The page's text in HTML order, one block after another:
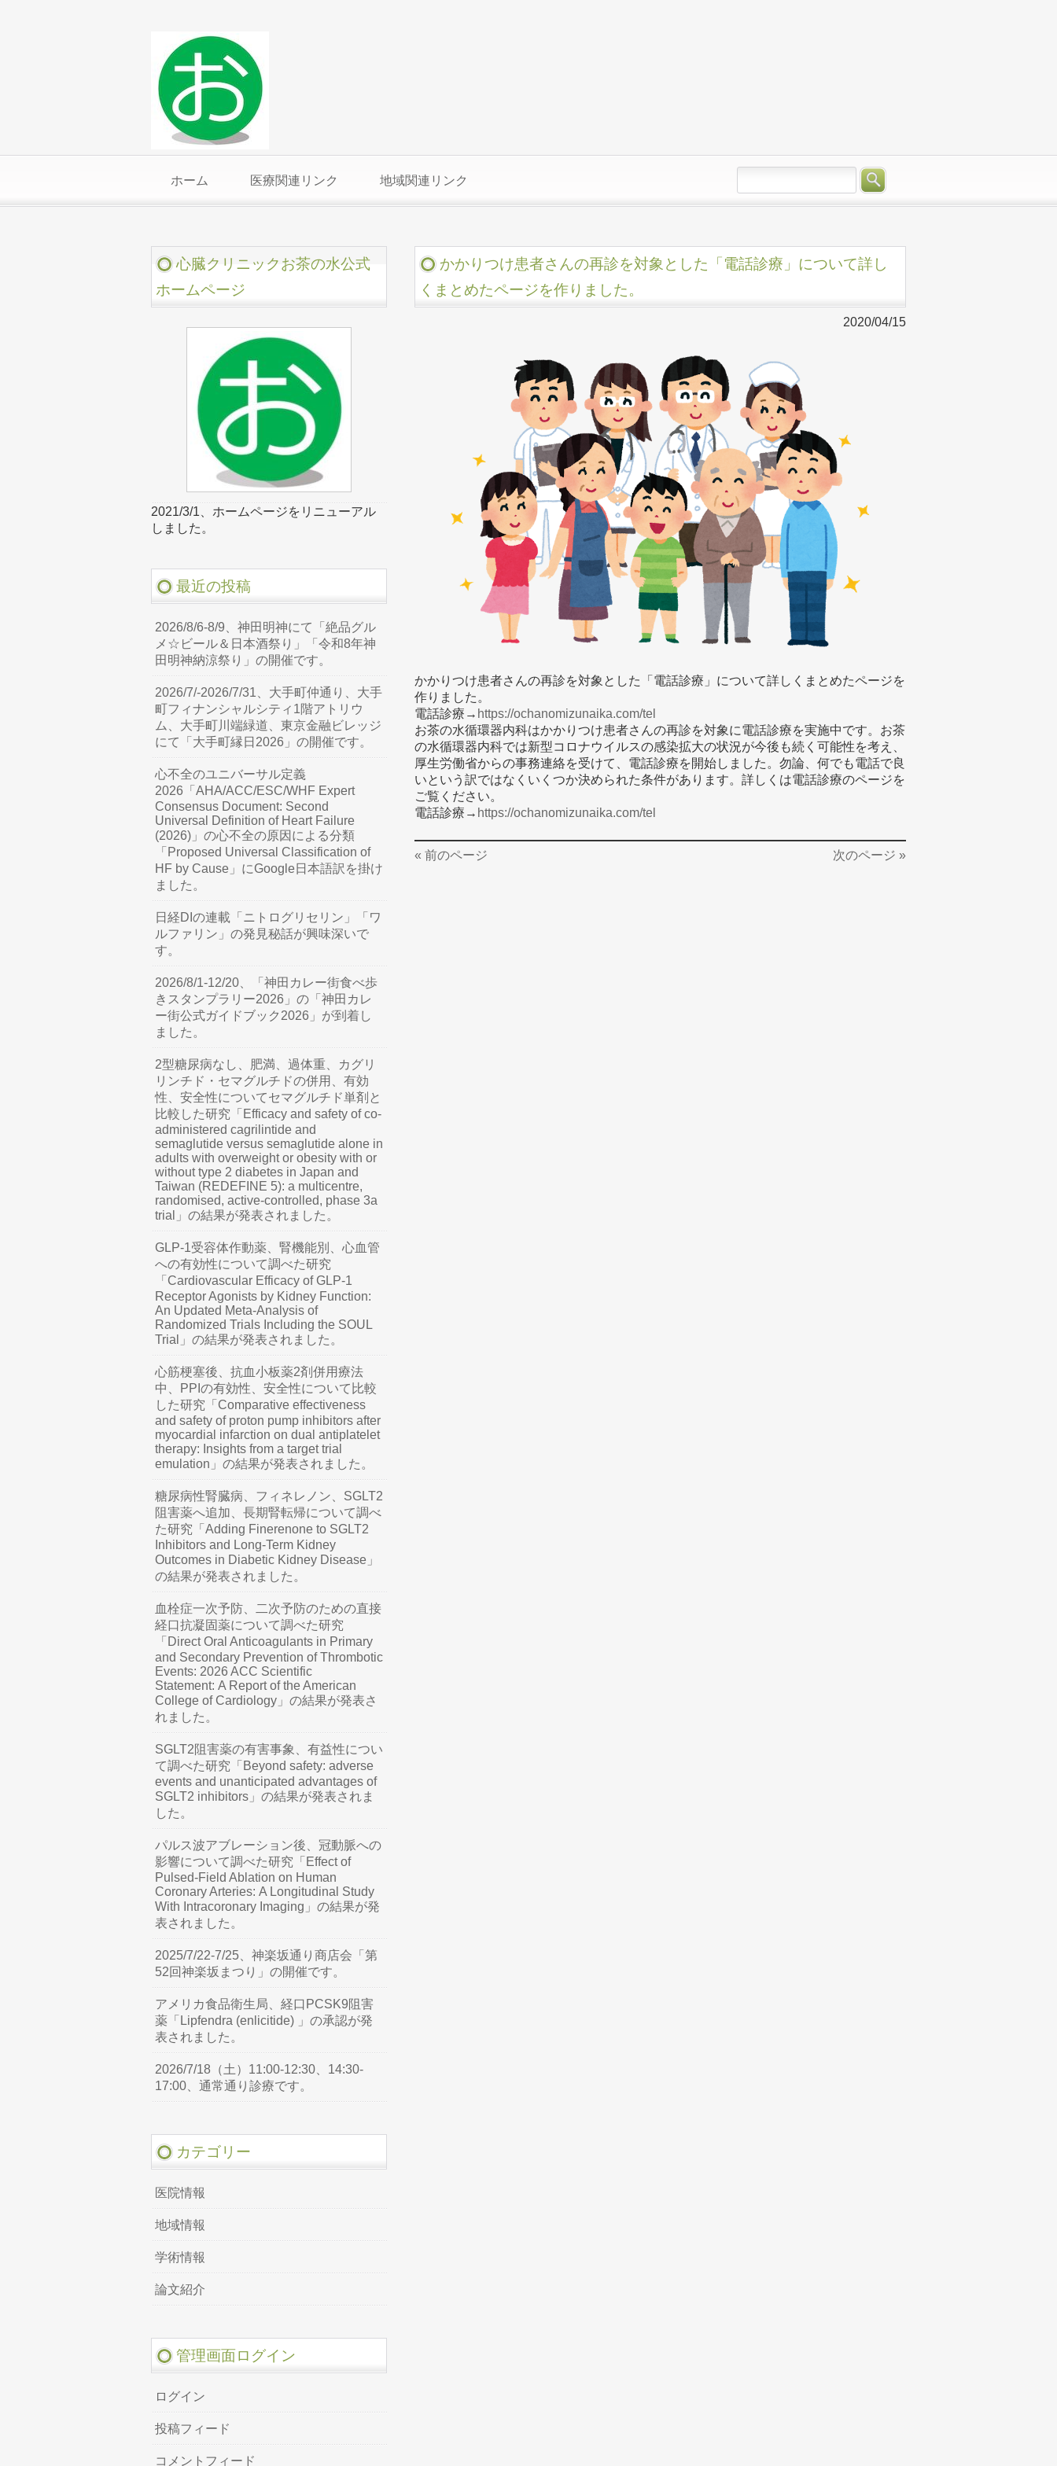
ホーム 医療関連リンク 地域関連リンク
かかりつけ患者さんの再診を対象とした「電話診療」について詳し
くまとめたページを作りました。
2020/04/15
かかりつけ患者さんの再診を対象とした「電話診療」について詳しくまとめたページを
作りました。
電話診療→ https://ochanomizunaika.com/tel
お茶の水循環器内科はかかりつけ患者さんの再診を対象に電話診療を実施中です。お茶
の水循環器内科では新型コロナウイルスの感染拡大の状況が今後も続く可能性を考え、
厚生労働省からの事務連絡を受けて、電話診療を開始しました。勿論、何でも電話で良
いという訳ではなくいくつか決められた条件があります。詳しくは電話診療のページを
ご覧ください。
電話診療→ https://ochanomizunaika.com/tel
« 前のページ 次のページ »
心臓クリニックお茶の水公式
ホームページ
2021/3/1、ホームページをリニューアル
しました。
最近の投稿
2026/8/6-8/9、神田明神にて「絶品グル
メ☆ビール＆日本酒祭り」「令和8年神
田明神納涼祭り」の開催です。
2026/7/-2026/7/31、大手町仲通り、大手
町フィナンシャルシティ1階アトリウ
ム、大手町川端緑道、東京金融ビレッジ
にて「大手町縁日2026」の開催です。
心不全のユニバーサル定義
2026「AHA/ACC/ESC/WHF Expert
Consensus Document: Second
Universal Definition of Heart Failure
(2026)」の心不全の原因による分類
「Proposed Universal Classification of
HF by Cause」にGoogle日本語訳を掛け
ました。
日経DIの連載「ニトログリセリン」「ワ
ルファリン」の発見秘話が興味深いで
す。
2026/8/1-12/20、「神田カレー街食べ歩
きスタンプラリー2026」の「神田カレ
ー街公式ガイドブック2026」が到着し
ました。
2型糖尿病なし、肥満、過体重、カグリ
リンチド・セマグルチドの併用、有効
性、安全性についてセマグルチド単剤と
比較した研究「Efficacy and safety of co-
administered cagrilintide and
semaglutide versus semaglutide alone in
adults with overweight or obesity with or
without type 2 diabetes in Japan and
Taiwan (REDEFINE 5): a multicentre,
randomised, active-controlled, phase 3a
trial」の結果が発表されました。
GLP-1受容体作動薬、腎機能別、心血管
への有効性について調べた研究
「Cardiovascular Efficacy of GLP-1
Receptor Agonists by Kidney Function:
An Updated Meta-Analysis of
Randomized Trials Including the SOUL
Trial」の結果が発表されました。
心筋梗塞後、抗血小板薬2剤併用療法
中、PPIの有効性、安全性について比較
した研究「Comparative effectiveness
and safety of proton pump inhibitors after
myocardial infarction on dual antiplatelet
therapy: Insights from a target trial
emulation」の結果が発表されました。
糖尿病性腎臓病、フィネレノン、SGLT2
阻害薬へ追加、長期腎転帰について調べ
た研究「Adding Finerenone to SGLT2
Inhibitors and Long-Term Kidney
Outcomes in Diabetic Kidney Disease」
の結果が発表されました。
血栓症一次予防、二次予防のための直接
経口抗凝固薬について調べた研究
「Direct Oral Anticoagulants in Primary
and Secondary Prevention of Thrombotic
Events: 2026 ACC Scientific
Statement: A Report of the American
College of Cardiology」の結果が発表さ
れました。
SGLT2阻害薬の有害事象、有益性につい
て調べた研究「Beyond safety: adverse
events and unanticipated advantages of
SGLT2 inhibitors」の結果が発表されま
した。
パルス波アブレーション後、冠動脈への
影響について調べた研究「Effect of
Pulsed-Field Ablation on Human
Coronary Arteries: A Longitudinal Study
With Intracoronary Imaging」の結果が発
表されました。
2025/7/22-7/25、神楽坂通り商店会「第
52回神楽坂まつり」の開催です。
アメリカ食品衛生局、経口PCSK9阻害
薬「Lipfendra (enlicitide) 」の承認が発
表されました。
2026/7/18（土）11:00-12:30、14:30-
17:00、通常通り診療です。
カテゴリー
医院情報
地域情報
学術情報
論文紹介
管理画面ログイン
ログイン
投稿フィード
コメントフィード